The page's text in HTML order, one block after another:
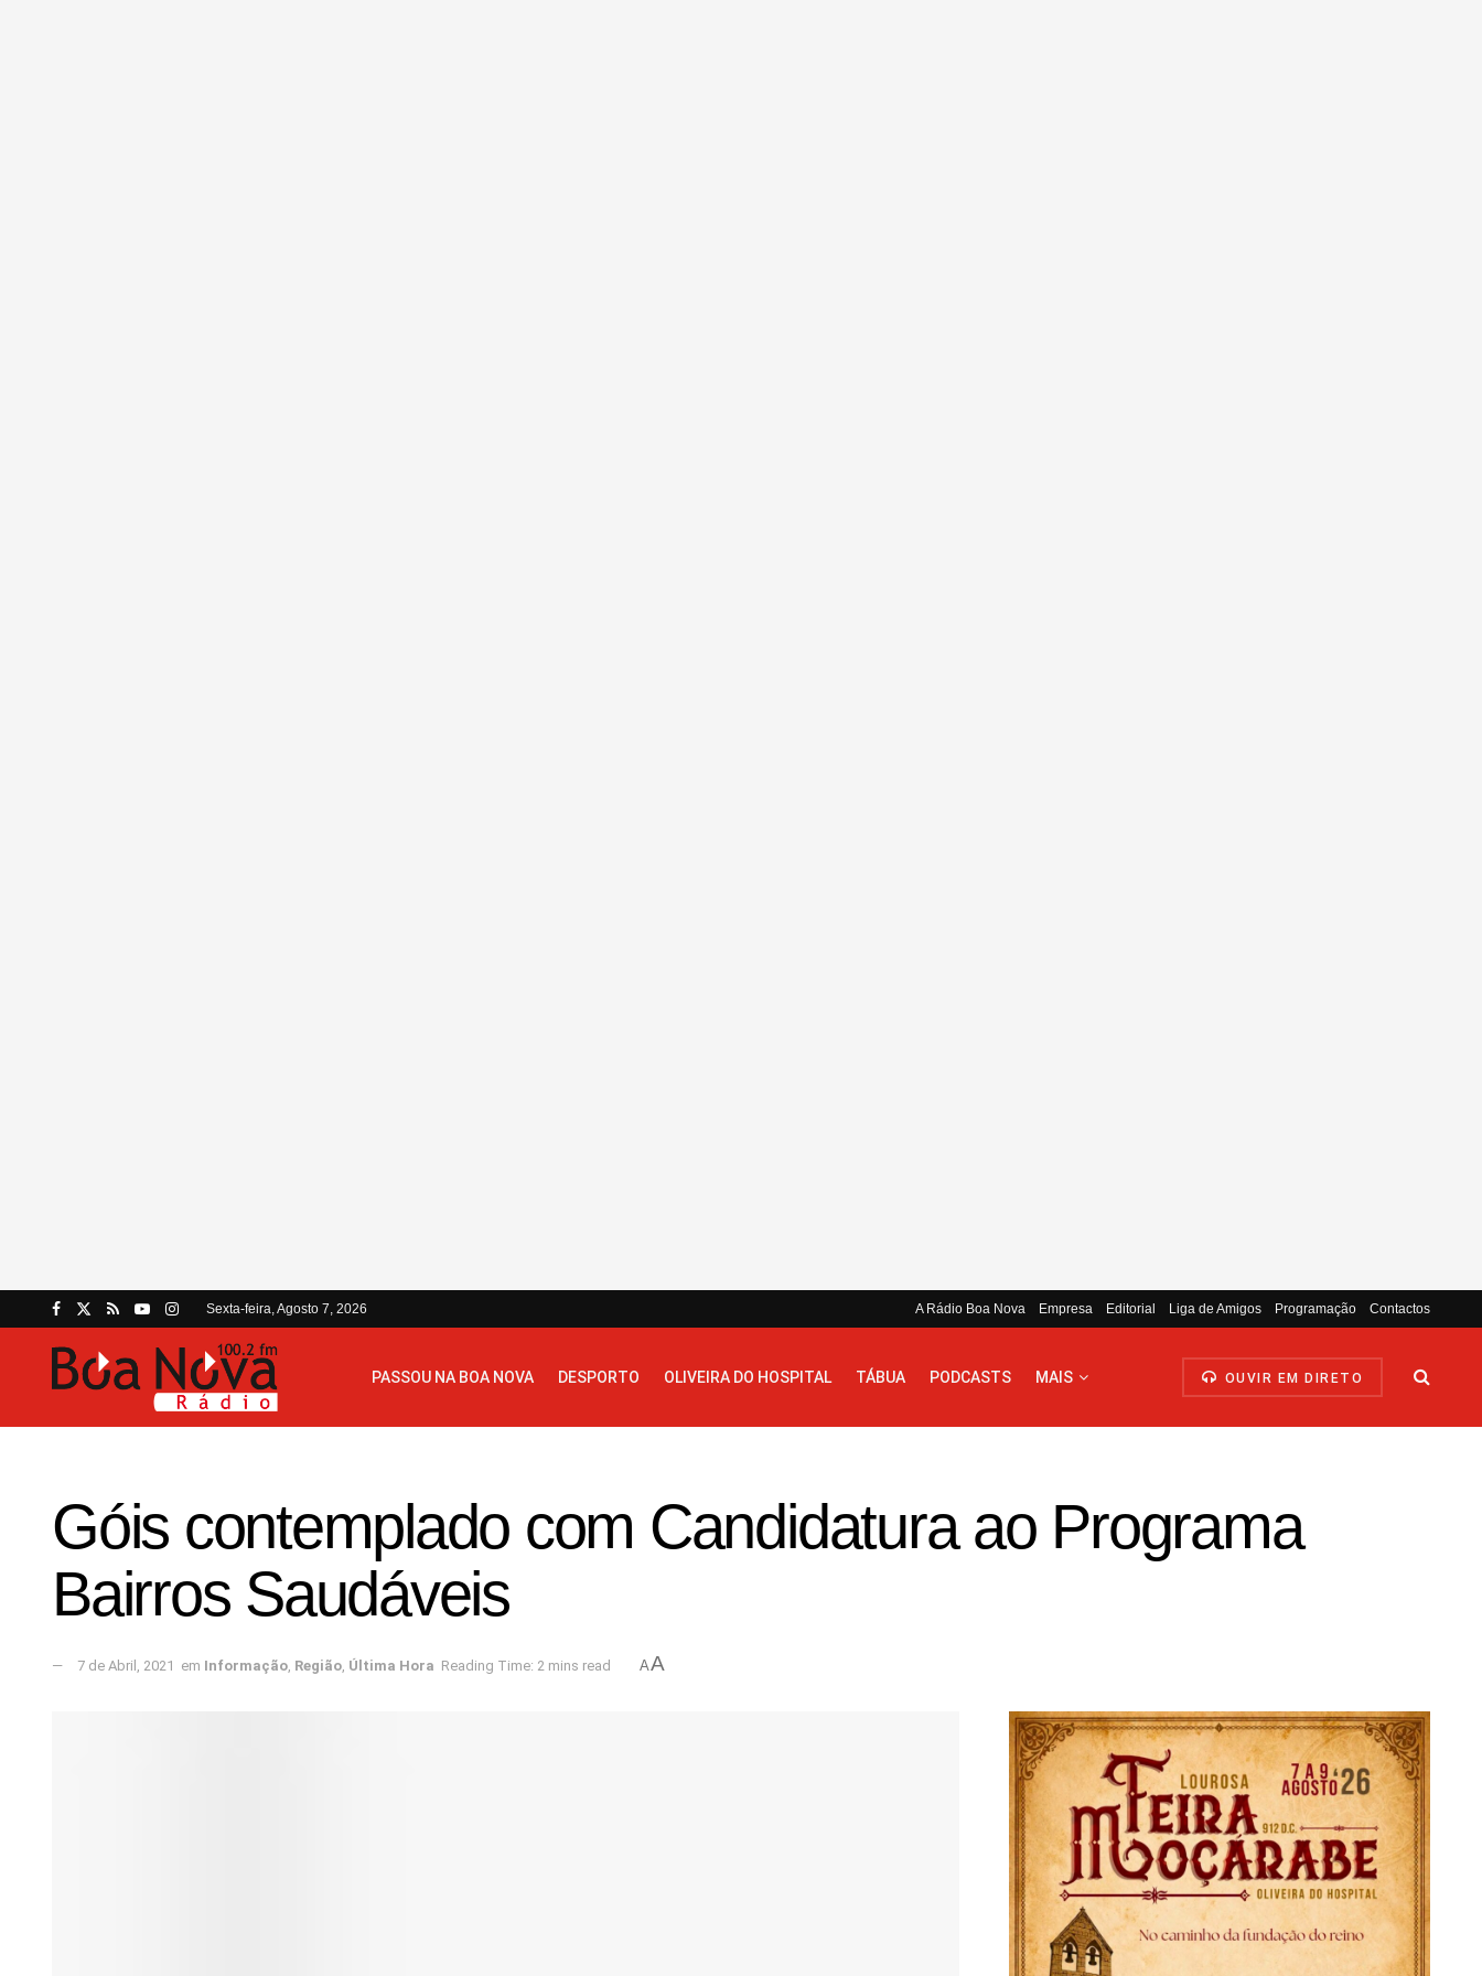
Sexta-feira, Agosto 7, 2026 A Rádio Boa Nova Empresa Editorial Liga de Amigos Programação Contactos
PASSOU NA BOA NOVA DESPORTO OLIVEIRA DO HOSPITAL TÁBUA PODCASTS MAIS OUVIR EM DIRETO
Góis contemplado com Candidatura ao Programa
Bairros Saudáveis
7 de Abril, 2021 em Informação, Região, Última Hora Reading Time: 2 mins read AA